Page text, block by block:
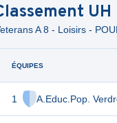
UH
A 8 - Loisirs -
ÉQUIPES
1 A.Educ.Pop.